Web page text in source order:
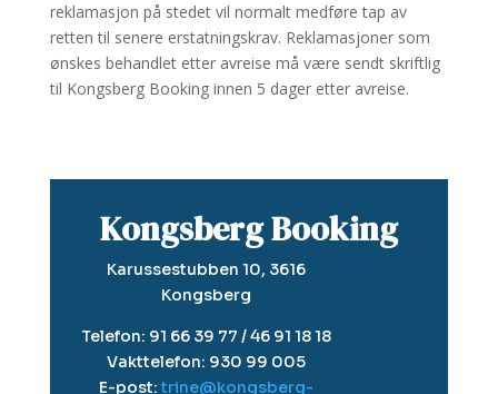
reklamasjon på stedet vil normalt medføre tap av
retten til senere erstatningskrav. Reklamasjoner som
ønskes behandlet etter avreise må være sendt skriftlig
til Kongsberg Booking innen 5 dager etter avreise.
Kongsberg Booking
Karussestubben 10, 3616
Kongsberg
Telefon: 91 66 39 77 / 46 91 18 18
Vakttelefon: 930 99 005
E-post:trine@kongsberg-